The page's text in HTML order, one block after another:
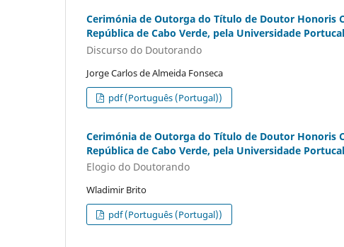
Cerimónia de Outorga do Título de Doutor Honoris
República de Cabo Verde, pela Universidade
Discurso do Doutorando
Jorge Carlos de Almeida Fonseca
pdf (Português (Portugal))
Cerimónia de Outorga do Título de Doutor Honoris
República de Cabo Verde, pela Universidade
Elogio do Doutorando
Wladimir Brito
pdf (Português (Portugal))